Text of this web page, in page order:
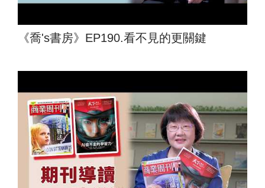
《喬's書房》EP190.看不見的更關鍵